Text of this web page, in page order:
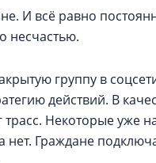
И всё равно
несчастью.
группу в
действий. В
Некоторые уже
нет. Граждане